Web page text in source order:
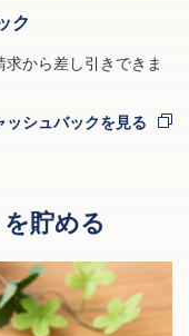
ク
から差し引きできま
ッシュバックを見る
貯める